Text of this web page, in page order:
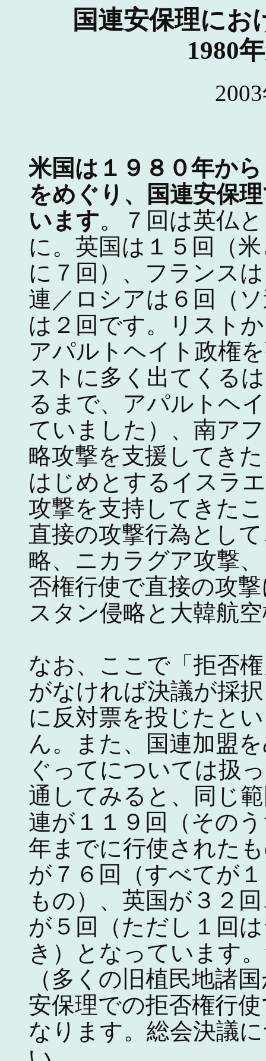
国連安保理にお
1980
米国は１９８０年か
をめぐり、国連安保
います。７回は英仏
に。英国は１５回（
に７回）、フランス
連／ロシアは６回（
は２回です。リスト
アパルトヘイト政権
ストに多く出てくる
るまで、アパルトヘ
ていました）、南ア
略攻撃を支援してき
はじめとするイスラ
攻撃を支持してきた
直接の攻撃行為とし
略、ニカラグア攻撃
否権行使で直接の攻
スタン侵略と大韓航
なお、ここで「拒否
がなければ決議が採
に反対票を投じたと
ん。また、国連加盟
ぐってについては扱
通してみると、同じ
連が１１９回（その
年までに行使された
が７６回（すべてが
もの）、英国が３２
が５回（ただし１回
き）となっています
（多くの旧植民地諸
安保理での拒否権行
なります。総会決議